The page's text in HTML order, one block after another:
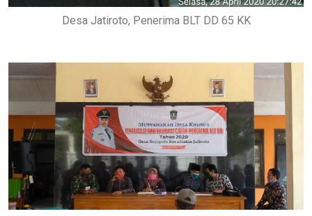
Desa Jatiroto, Penerima BLT DD 65 KK